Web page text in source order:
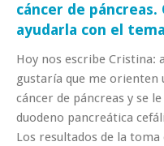
cáncer de
ayudarla con el
Hoy nos escribe Cristina:
gustaría que me orienten
cáncer de páncreas y se
duodeno pancreática
Los resultados de la